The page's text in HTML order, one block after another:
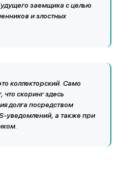
заемщика с целью
и злостных
коллекторский. Само
скоринг здесь
долга посредством
уведомлений, а также при